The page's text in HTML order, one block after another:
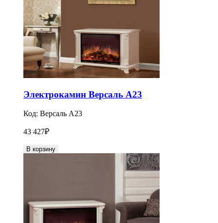
Электрокамин Версаль A23
Код: Версаль A23
43 427₽
В корзину